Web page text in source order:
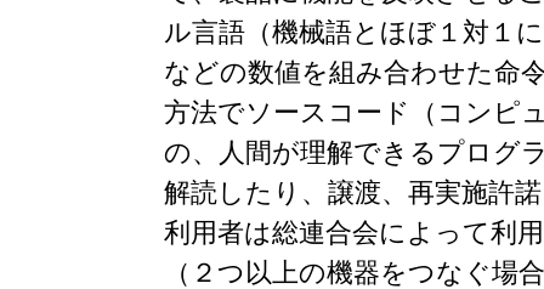
ル言語（機械語とほぼ１対１
などの数値を組み合わせた命
方法でソースコード（コンピ
の、人間が理解できるプログ
解読したり、譲渡、再実施許
利用者は総連合会によって利
（２つ以上の機器をつなぐ場